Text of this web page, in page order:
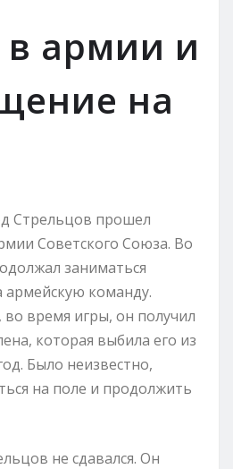
армии и
на
Стрельцов прошел
Советского Союза. Во
заниматься
армейскую команду.
во время игры, он получил
которая выбила его из
Было неизвестно,
на поле и продолжить
не сдавался. Он